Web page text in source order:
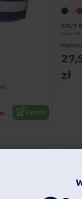
Zamów
SOL'S
Gala
zł